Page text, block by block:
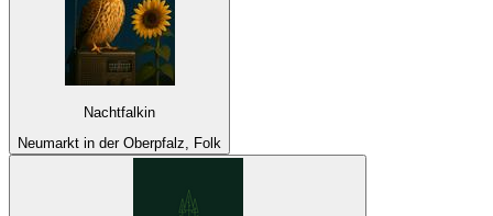
Nachtfalkin
Neumarkt in der Oberpfalz, Folk